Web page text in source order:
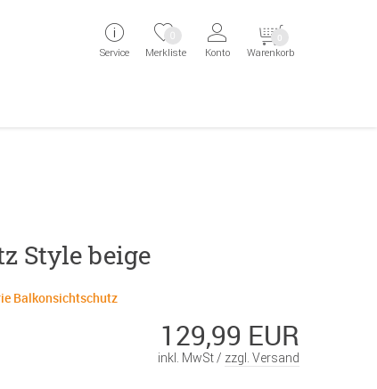
Service Merkliste
0
Konto Warenkorb
0
Style beige
Balkonsichtschutz
129,99 EUR
inkl. MwSt / zzgl. Versand